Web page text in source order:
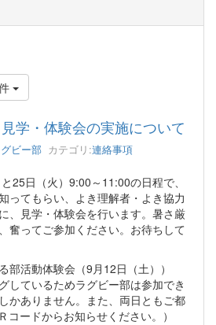
学・体験会の実施について
ビー部 カテゴリ:連絡事項
25日（火）9:00～11:00の日程で、
ってもらい、よき理解者・よき協力
、見学・体験会を行います。暑さ厳
奮ってご参加ください。お待ちして
部活動体験会（9月12日（土））
しているためラグビー部は参加でき
かありません。また、両日ともご都
コードからお知らせください。）